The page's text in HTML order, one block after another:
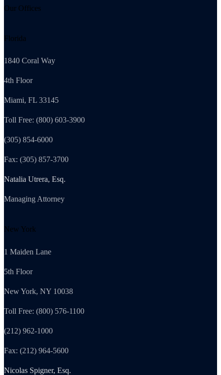
Our Offices
Florida
1840 Coral Way
4th Floor
Miami, FL 33145
Toll Free: (800) 603-3900
(305) 854-6000
Fax: (305) 857-3700
Natalia Utrera, Esq.
Managing Attorney
New York
1 Maiden Lane
5th Floor
New York, NY 10038
Toll Free: (800) 576-1100
(212) 962-1000
Fax: (212) 964-5600
Nicolas Spigner, Esq.